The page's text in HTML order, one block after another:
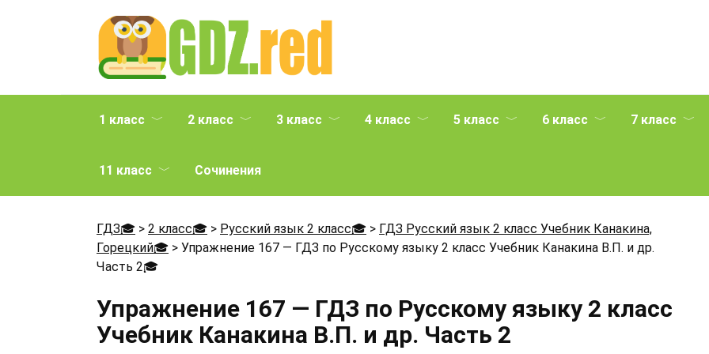
1 класс 2 класс 3 класс 4 класс 5 класс 6 класс 7 класс
11 класс Сочинения
ГДЗ🎓 > 2 класс🎓 > Русский язык 2 класс🎓 > ГДЗ Русский язык 2 класс Учебник Канакина,
Горецкий🎓 > Упражнение 167 — ГДЗ по Русскому языку 2 класс Учебник Канакина В.П. и др.
Часть 2🎓
Упражнение 167 — ГДЗ по Русскому языку 2 класс
Учебник Канакина В.П. и др. Часть 2